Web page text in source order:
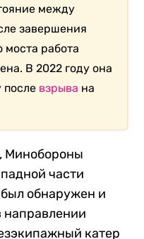
между
завершения
моста работа
В 2022 году она
после взрыва на
Минобороны
части
обнаружен и
катер